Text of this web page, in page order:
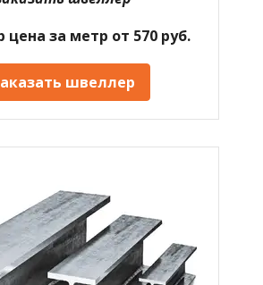
за метр от 570 руб.
швеллер